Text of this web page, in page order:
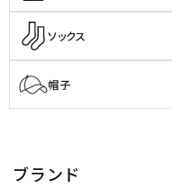
ソックス
帽子
ブランド